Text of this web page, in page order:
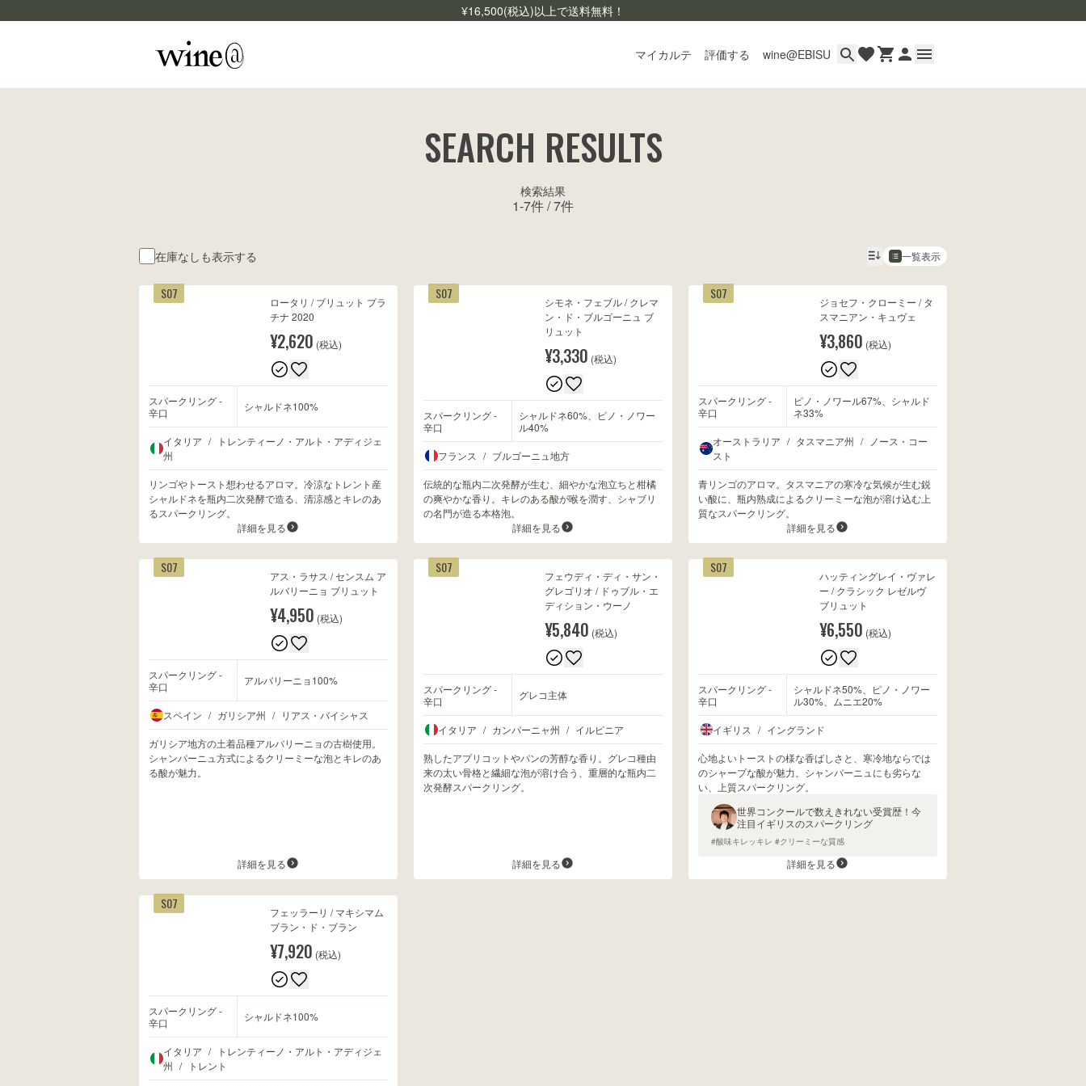
¥16,500(税込)以上で送料無料！
マイカルテ 評価する wine@EBISU
商品検索
SEARCH RESULTS
検索結果
1-7件 /7件
在庫なしも表示する 一覧表示
S07
ロータリ / ブリュット プラ
チナ 2020
¥2,620 (税込)
スパークリング -
辛口
シャルドネ100%
イタリア /
トレンティーノ・アルト・アディジェ
州
リンゴやトースト想わせるアロマ。冷涼なトレント産
シャルドネを瓶内二次発酵で造る、清涼感とキレのあ
るスパークリング。
詳細を見る
S07
シモネ・フェブル / クレマ
ン・ド・ブルゴーニュ ブ
リュット
¥3,330 (税込)
スパークリング -
辛口
シャルドネ60%、ピノ・ノワー
ル40%
フランス / ブルゴーニュ地方
伝統的な瓶内二次発酵が生む、細やかな泡立ちと柑橘
の爽やかな香り。キレのある酸が喉を潤す、シャブリ
の名門が造る本格泡。
詳細を見る
S07
ジョセフ・クローミー / タ
スマニアン・キュヴェ
¥3,860 (税込)
スパークリング -
辛口
ピノ・ノワール67%、シャルド
ネ33%
オーストラリア / タスマニア州 /
ノース・コー
スト
青リンゴのアロマ。タスマニアの寒冷な気候が生む鋭
い酸に、瓶内熟成によるクリーミーな泡が溶け込む上
質なスパークリング。
詳細を見る
S07
アス・ラサス / センスム ア
ルバリーニョ ブリュット
¥4,950 (税込)
スパークリング -
辛口
アルバリーニョ100%
スペイン / ガリシア州 / リアス・バイシャス
ガリシア地方の土着品種アルバリーニョの古樹使用。
シャンパーニュ方式によるクリーミーな泡とキレのあ
る酸が魅力。
詳細を見る
S07
フェウディ・ディ・サン・
グレゴリオ / ドゥブル・エ
ディション・ウーノ
¥5,840 (税込)
スパークリング -
辛口
グレコ主体
イタリア / カンパーニャ州 / イルピニア
熟したアプリコットやパンの芳醇な香り。グレコ種由
来の太い骨格と繊細な泡が溶け合う、重層的な瓶内二
次発酵スパークリング。
詳細を見る
S07
ハッティングレイ・ヴァレ
ー / クラシック レゼルヴ
ブリュット
¥6,550 (税込)
スパークリング -
辛口
シャルドネ50%、ピノ・ノワー
ル30%、ムニエ20%
イギリス / イングランド
心地よいトーストの様な香ばしさと、寒冷地ならでは
のシャープな酸が魅力。シャンパーニュにも劣らな
い、上質スパークリング。
世界コンクールで数えきれない受賞歴！今
注目イギリスのスパークリング
#酸味キレッキレ #クリーミーな質感
詳細を見る
S07
フェッラーリ / マキシマム
ブラン・ド・ブラン
¥7,920 (税込)
スパークリング -
辛口
シャルドネ100%
イタリア /
トレンティーノ・アルト・アディジェ
州 / トレント